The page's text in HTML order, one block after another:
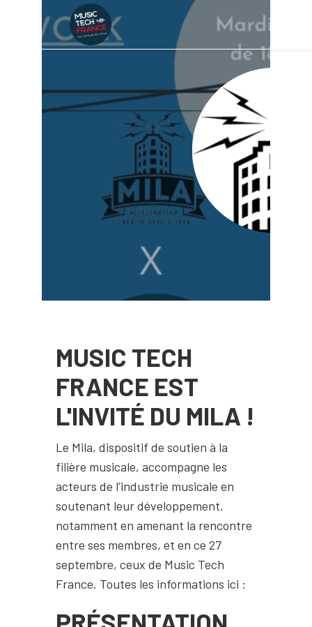
AFTERWORK
MILA X MUSIC
TECH FRANCE
MUSIC TECH
FRANCE EST
L'INVITÉ DU MILA !
Le Mila, dispositif de soutien à la
filière musicale, accompagne les
acteurs de l’industrie musicale en
soutenant leur développement,
notamment en amenant la rencontre
entre ses membres, et en ce 27
septembre, ceux de Music Tech
France. Toutes les informations ici :